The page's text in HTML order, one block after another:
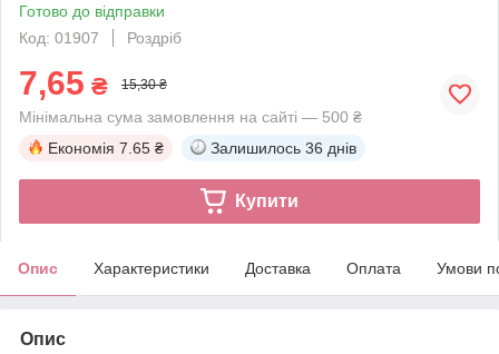
Готово до відправки
Код: 01907
Роздріб
7,65 ₴ 15,30 ₴
Мінімальна сума замовлення на сайті — 500 ₴
Економія 7.65 ₴ Залишилось 36 днів
Купити
Опис Характеристики Доставка Оплата Умови
Опис